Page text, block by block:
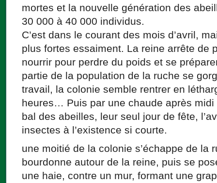
mortes et la nouvelle génération des
30 000 à 40 000 individus.
C’est dans le courant des mois d’avril,
plus fortes essaiment. La reine arrête de
nourrir pour perdre du poids et se
partie de la population de la ruche se
travail, la colonie semble rentrer en
heures… Puis par une chaude après
bal des abeilles, leur seul jour de fête,
insectes à l’existence si courte.
une moitié de la colonie s’échappe de la
bourdonne autour de la reine, puis se
une haie, contre un mur, formant une